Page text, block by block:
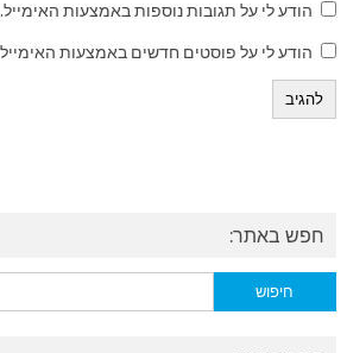
הודע לי על תגובות נוספות באמצעות האימייל.
הודע לי על פוסטים חדשים באמצעות האימייל.
חפש באתר: